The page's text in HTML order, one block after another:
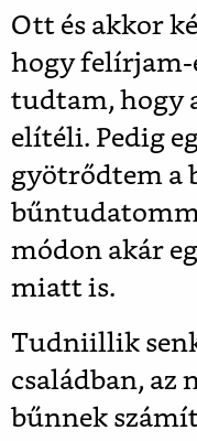
Ott és akkor
hogy
tudtam, hogy
elítéli. Pedig
gyötrődtem a
módon akár
miatt is.
Tudniillik
családban, az
bűnnek